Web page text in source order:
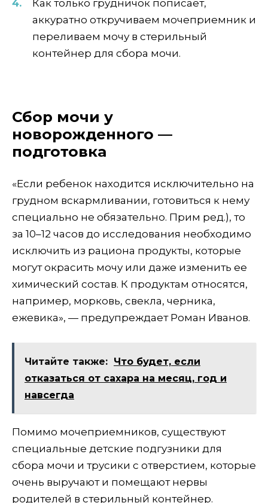
Как только грудничок пописает,
аккуратно откручиваем мочеприемник и
переливаем мочу в стерильный
контейнер для сбора мочи.
Сбор мочи у
новорожденного —
подготовка
«Если ребенок находится исключительно на
грудном вскармливании, готовиться к нему
специально не обязательно. Прим ред.), то
за 10–12 часов до исследования необходимо
исключить из рациона продукты, которые
могут окрасить мочу или даже изменить ее
химический состав. К продуктам относятся,
например, морковь, свекла, черника,
ежевика», — предупреждает Роман Иванов.
Читайте также: Что будет, если
отказаться от сахара на месяц, год и
навсегда
Помимо мочеприемников, существуют
специальные детские подгузники для
сбора мочи и трусики с отверстием, которые
очень выручают и помещают нервы
родителей в стерильный контейнер.